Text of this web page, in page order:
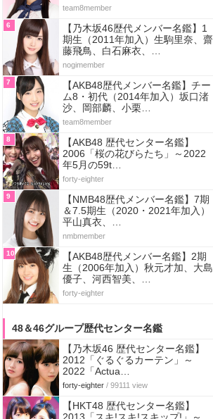
team8member
6
【乃木坂46歴代メンバー名鑑】1
期生（2011年加入）生駒里奈、齋
藤飛鳥、白石麻衣、…
nogimember
7
【AKB48歴代メンバー名鑑】チー
ム8・初代（2014年加入）坂口渚
沙、岡部麟、小栗…
team8member
8
【AKB48 歴代センター名鑑】
2006「桜の花びらたち」～2022
年5月の59t…
forty-eighter
9
【NMB48歴代メンバー名鑑】7期
＆7.5期生（2020・2021年加入）
平山真衣、…
nmbmember
10
【AKB48歴代メンバー名鑑】2期
生（2006年加入）秋元才加、大島
優子、河西智美、…
forty-eighter
48＆46グループ歴代センター名鑑
【乃木坂46 歴代センター名鑑】
2012「ぐるぐるカーテン」～
2022「Actua…
forty-eighter / 99111 view
【HKT48 歴代センター名鑑】